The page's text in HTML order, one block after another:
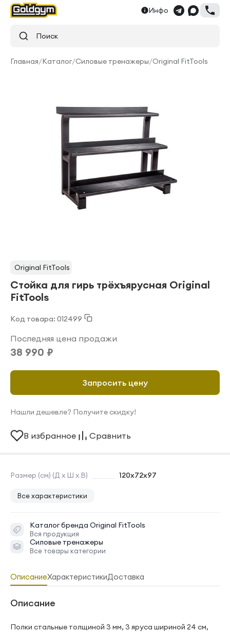
Инфо
Поиск
Главная/Каталог/Силовые тренажеры/Original FitTools
Original FitTools
Стойка для гирь трёхъярусная Original
FitTools
Код товара: 012499
Размер (см) (Д х Ш х В) 120х72х97
Все характеристики
Каталог бренда Original FitTools
Вся продукция
Силовые тренажеры
Все товары категории
Последняя цена продажи
38 990 ₽
Запросить цену
Нашли дешевле? Получите скидку!
В избранное Сравнить
ОписаниеХарактеристикиДоставка
Описание
Полки стальные толщиной 3 мм, 3 яруса шириной 24 см,